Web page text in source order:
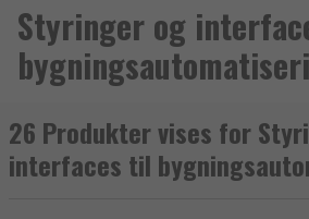
Styringer og
26 Produkter vises for
interfaces til